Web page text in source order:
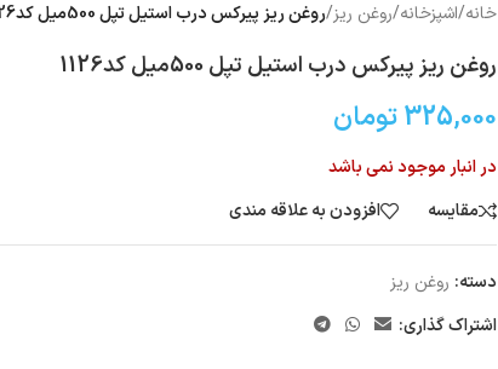
خانه/اشپزخانه/روغن ریز/روغن ریز پیرکس درب استیل تپل 500میل کد1126
روغن ریز پیرکس درب استیل تپل 500میل کد1126
325,000تومان
در انبار موجود نمی باشد
مقایسه
افزودن به علاقه مندی
دسته: روغن ریز
اشتراک گذاری: